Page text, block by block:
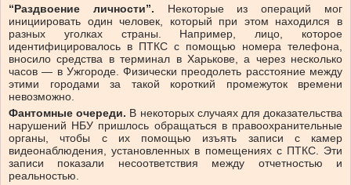
“Раздвоение личности”.
Некоторые из операций мог
инициировать один человек, который при этом находился в
разных уголках страны. Например, лицо, которое
идентифицировалось в ПТКС с помощью номера телефона,
вносило средства в терминал в Харькове, а через несколько
часов — в Ужгороде. Физически преодолеть расстояние между
этими городами за такой короткий промежуток времени
невозможно.
Фантомные очереди. В некоторых случаях для доказательства
нарушений НБУ пришлось обращаться в правоохранительные
органы, чтобы с их помощью изъять записи с камер
видеонаблюдения, установленных в помещениях с ПТКС. Эти
записи показали несоответствия между отчетностью и
реальностью.